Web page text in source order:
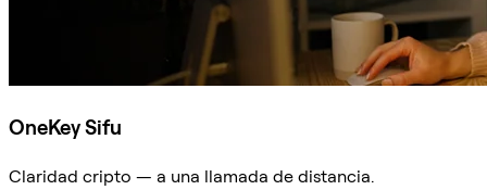
OneKey Sifu
Claridad cripto — a una llamada de distancia.